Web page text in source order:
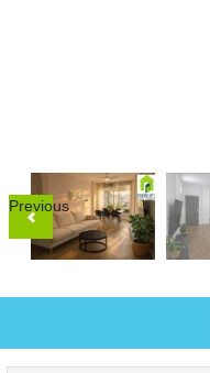
Previous